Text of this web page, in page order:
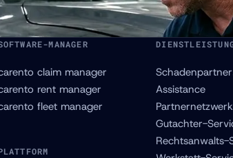
MANAGER
claim manager
rent manager
fleet manager
Assistance
Partnernetzwerk
Gutachter-
Rechtsanwalts-